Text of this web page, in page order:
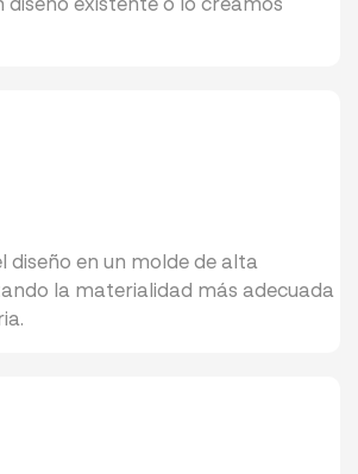
diseño existente o lo creamos
diseño en un molde de alta
la materialidad más adecuada